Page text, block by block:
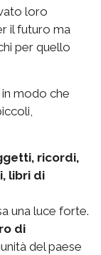
loro
il futuro ma
per quello
modo che
ricordi,
libri di
una luce forte.
di
del paese